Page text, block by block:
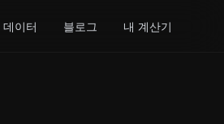
데이터 블로그 내 계산기